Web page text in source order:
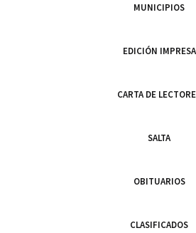
MUNICIPIOS
EDICIÓN IMPRESA
CARTA DE
SALTA
OBITUARIOS
CLASIFICADOS